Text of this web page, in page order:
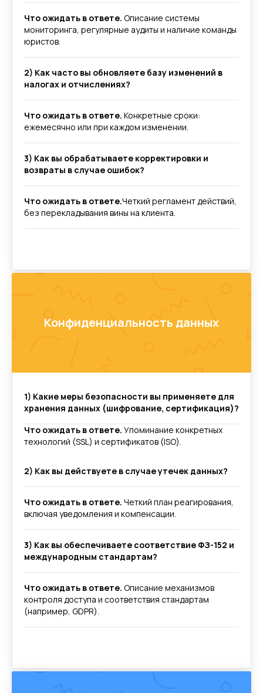
Что ожидать в ответе. Описание системы
мониторинга, регулярные аудиты и наличие команды
юристов.
2) Как часто вы обновляете базу изменений в
налогах и отчислениях?
Что ожидать в ответе. Конкретные сроки:
ежемесячно или при каждом изменении.
3) Как вы обрабатываете корректировки и
возвраты в случае ошибок?
Что ожидать в ответе.Четкий регламент действий,
без перекладывания вины на клиента.
Конфиденциальность данных
1) Какие меры безопасности вы применяете для
хранения данных (шифрование, сертификация)?
Что ожидать в ответе. Упоминание конкретных
технологий (SSL) и сертификатов (ISO).
2) Как вы действуете в случае утечек данных?
Что ожидать в ответе. Четкий план реагирования,
включая уведомления и компенсации.
3) Как вы обеспечиваете соответствие ФЗ-152 и
международным стандартам?
Что ожидать в ответе. Описание механизмов
контроля доступа и соответствия стандартам
(например, GDPR).
Другие статьи по теме